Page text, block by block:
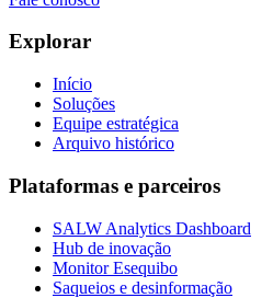
Explorar
Início
Soluções
Equipe estratégica
Arquivo histórico
Plataformas e parceiros
SALW Analytics Dashboard
Hub de inovação
Monitor Esequibo
Saqueios e desinformação